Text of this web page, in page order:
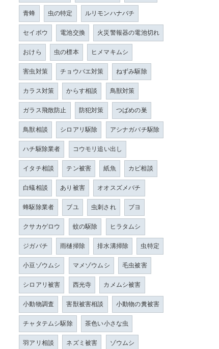
青蜂
虫の特定
ルリモンハナバチ
セイボウ
電池交換
火災警報器の電池切れ
おけら
虫の標本
ヒメマキムシ
害虫対策
チョウバエ対策
ねずみ駆除
カラス対策
からす相談
鳥獣対策
ガラス飛散防止
防犯対策
つばめの巣
鳥獣相談
シロアリ駆除
アシナガバチ駆除
ハチ駆除業者
コウモリ追い出し
イタチ相談
テン被害 紙魚
カビ相談
白蟻相談
あり被害
オオスズメバチ
蜂駆除業者
ブユ 虫刺され
ブヨ
クサカゲロウ
蚊の駆除
ヒラタムシ
ジガバチ
雨樋掃除 排水溝掃除
虫特定
小豆ゾウムシ
マメゾウムシ
毛虫被害
シロアリ被害
西光寺
カメムシ被害
小動物調査
害獣被害相談
小動物の糞被害
チャタテムシ駆除
茶色い小さな虫
羽アリ相談
ネズミ被害 ゾウムシ